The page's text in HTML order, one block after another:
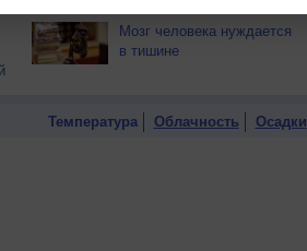
Мозг человека нуждается
в тишине
Температура Облачность Осадки